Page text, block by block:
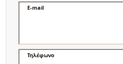
E-mail
Τηλέφωνο